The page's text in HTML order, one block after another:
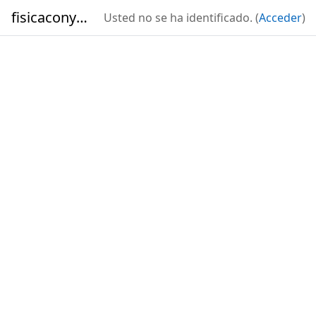
fisicaconyirsen Usted no se ha identificado. (Acceder)